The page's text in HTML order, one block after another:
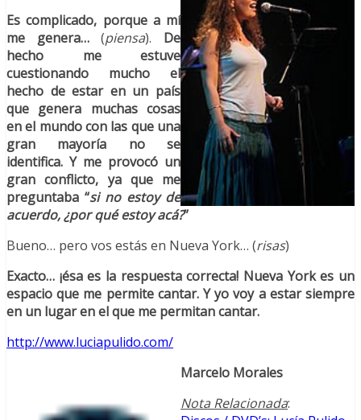
Es complicado, porque a mí
me genera…(piensa). De
hecho me estuve
cuestionando mucho el
hecho de estar en un país
que genera muchas cosas
en el mundo con las que una
gran mayoría no se
identifica. Y me provocó un
gran conflicto, ya que me
preguntaba “si no estoy de
acuerdo, ¿por qué estoy acá?”
Bueno… pero vos estás en Nueva York… (risas)
Exacto… ¡ésa es la respuesta correcta! Nueva York es un
espacio que me permite cantar. Y yo voy a estar siempre
en un lugar en el que me permitan cantar.
http://www.luciapulido.com/
Marcelo Morales
Nota Relacionada: